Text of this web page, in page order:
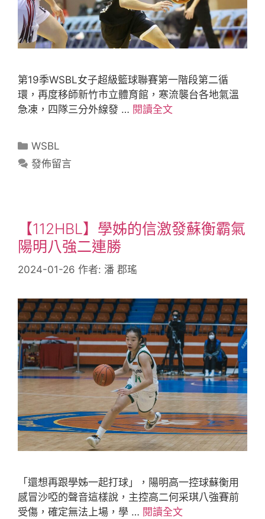
第19季WSBL女子超級籃球聯賽第一階段第二循
環，再度移師新竹市立體育館，寒流襲台各地氣溫
急凍，四隊三分外線發 … 閱讀全文
WSBL
發佈留言
【112HBL】學姊的信激發蘇衡霸氣
陽明八強二連勝
2024-01-26 作者: 潘 郡瑤
「還想再跟學姊一起打球」，陽明高一控球蘇衡用
感冒沙啞的聲音這樣說，主控高二何采琪八強賽前
受傷，確定無法上場，學 … 閱讀全文